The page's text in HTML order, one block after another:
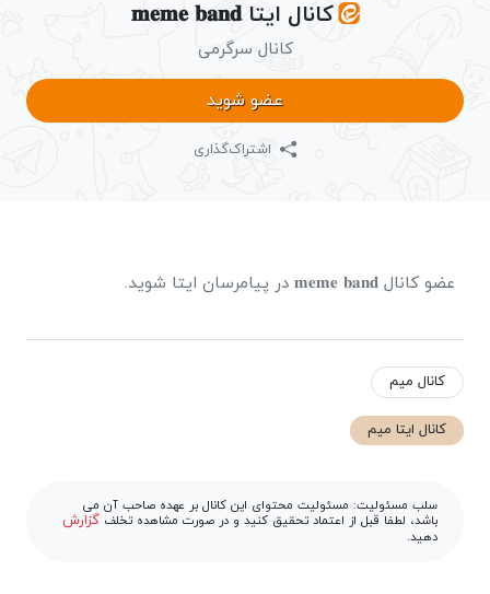
کانال ایتا 𝐦𝐞𝐦𝐞 𝐛𝐚𝐧𝐝
کانال سرگرمی
عضو شوید
اشتراک‌گذاری
عضو کانال 𝐦𝐞𝐦𝐞 𝐛𝐚𝐧𝐝 در پیامرسان ایتا شوید.
کانال میم
کانال ایتا میم
سلب مسئولیت: مسئولیت محتوای این کانال بر عهده صاحب آن می
باشد، لطفا قبل از اعتماد تحقیق کنید و در صورت مشاهده تخلف گزارش
دهید.